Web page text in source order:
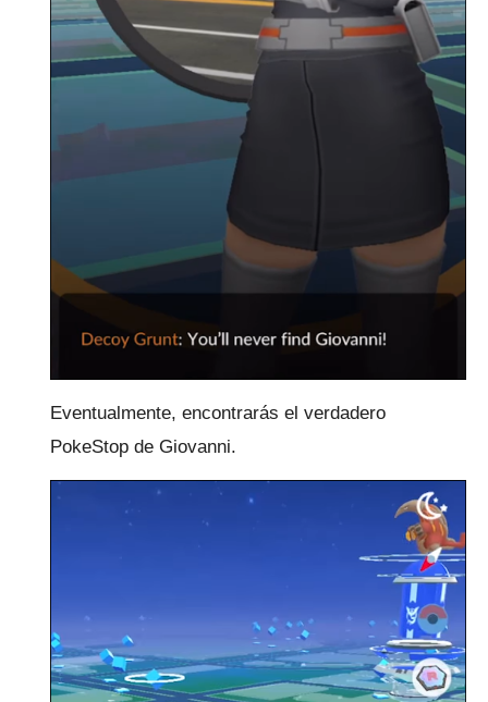
Eventualmente, encontrarás el verdadero
PokeStop de Giovanni.